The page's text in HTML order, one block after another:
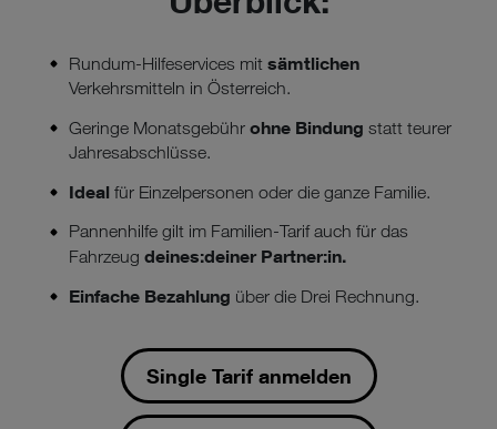
Rundum-Hilfeservices mit sämtlichen
Verkehrsmitteln in Österreich.
Geringe Monatsgebühr ohne Bindung statt teurer
Jahresabschlüsse.
Ideal für Einzelpersonen oder die ganze Familie.
Pannenhilfe gilt im Familien-Tarif auch für das
Fahrzeug deines:deiner Partner:in.
Einfache Bezahlung über die Drei Rechnung.
Single Tarif anmelden